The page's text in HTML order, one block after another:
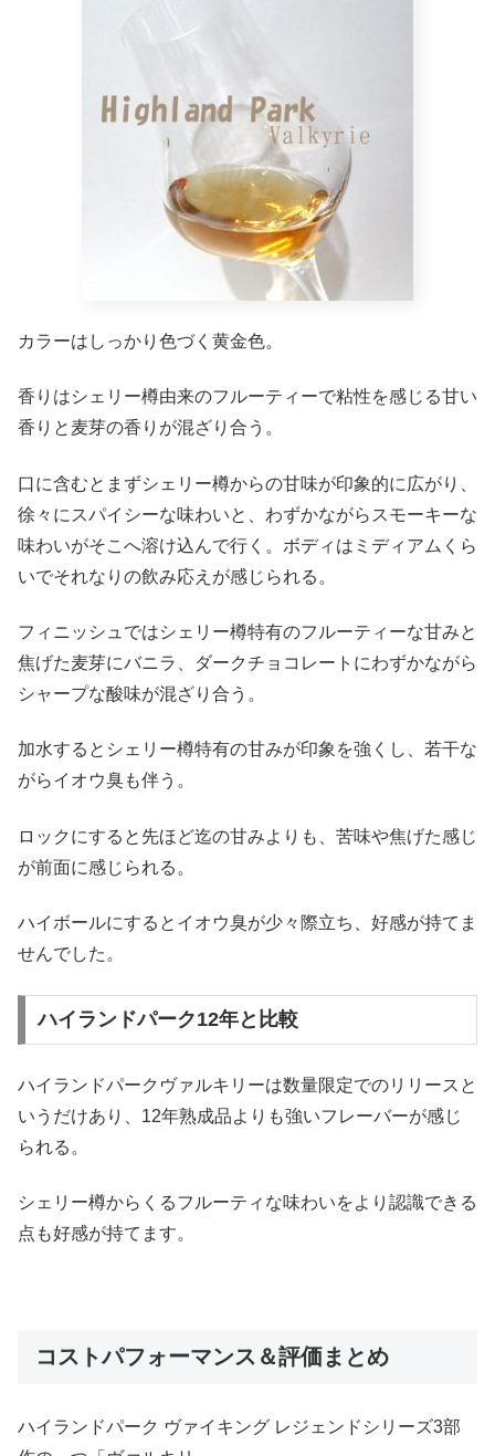
カラーはしっかり色づく黄金色。
香りはシェリー樽由来のフルーティーで粘性を感じる甘い
香りと麦芽の香りが混ざり合う。
口に含むとまずシェリー樽からの甘味が印象的に広がり、
徐々にスパイシーな味わいと、わずかながらスモーキーな
味わいがそこへ溶け込んで行く。ボディはミディアムくら
いでそれなりの飲み応えが感じられる。
フィニッシュではシェリー樽特有のフルーティーな甘みと
焦げた麦芽にバニラ、ダークチョコレートにわずかながら
シャープな酸味が混ざり合う。
加水するとシェリー樽特有の甘みが印象を強くし、若干な
がらイオウ臭も伴う。
ロックにすると先ほど迄の甘みよりも、苦味や焦げた感じ
が前面に感じられる。
ハイボールにするとイオウ臭が少々際立ち、好感が持てま
せんでした。
ハイランドパーク12年と比較
ハイランドパークヴァルキリーは数量限定でのリリースと
いうだけあり、12年熟成品よりも強いフレーバーが感じ
られる。
シェリー樽からくるフルーティな味わいをより認識できる
点も好感が持てます。
コストパフォーマンス＆評価まとめ
ハイランドパーク ヴァイキング レジェンドシリーズ3部